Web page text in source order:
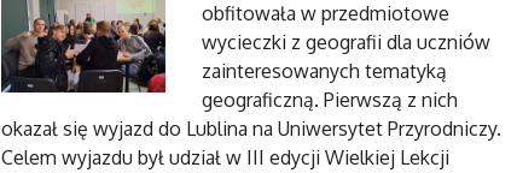
obfitowała w przedmiotowe
wycieczki z geografii dla uczniów
zainteresowanych tematyką
geograficzną. Pierwszą z nich
okazał się wyjazd do Lublina na Uniwersytet Przyrodniczy.
Celem wyjazdu był udział w III edycji Wielkiej Lekcji